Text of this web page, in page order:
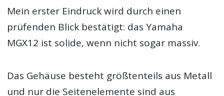
Mein erster Eindruck wird durch einen
prüfenden Blick bestätigt: das Yamaha
MGX12 ist solide, wenn nicht sogar massiv.
Das Gehäuse besteht größtenteils aus Metall
und nur die Seitenelemente sind aus